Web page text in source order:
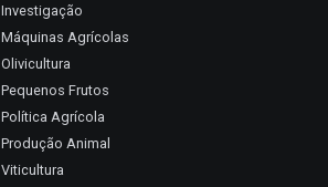
Investigação
Máquinas Agrícolas
Olivicultura
Pequenos Frutos
Política Agrícola
Produção Animal
Viticultura